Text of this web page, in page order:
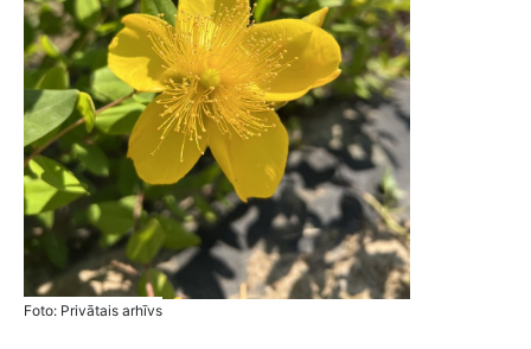
Fоtо: Privātais arhīvs